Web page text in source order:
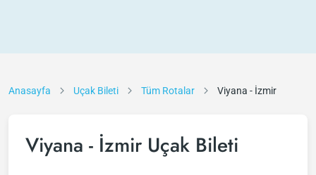
Anasayfa Uçak Bileti Tüm Rotalar Viyana - İzmir
Viyana - İzmir Uçak Bileti